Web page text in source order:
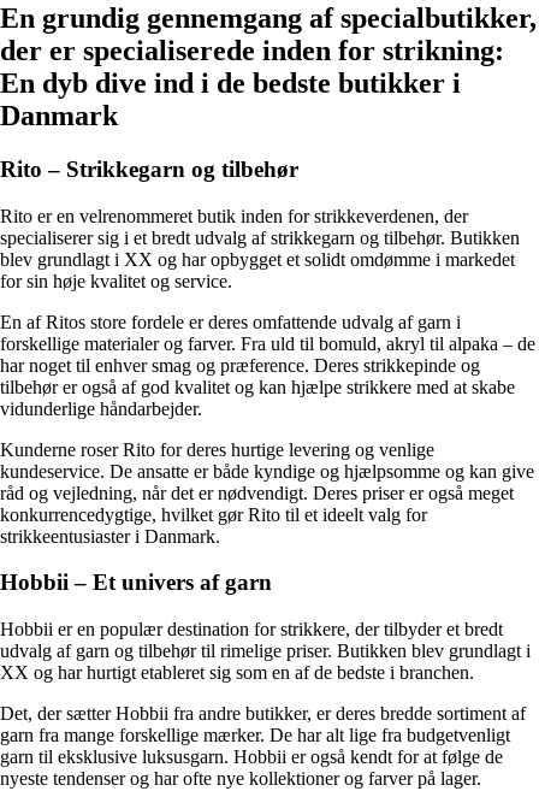
En grundig gennemgang af specialbutikker,
der er specialiserede inden for strikning:
En dyb dive ind i de bedste butikker i
Danmark
Rito – Strikkegarn og tilbehør
Rito er en velrenommeret butik inden for strikkeverdenen, der
specialiserer sig i et bredt udvalg af strikkegarn og tilbehør. Butikken
blev grundlagt i XX og har opbygget et solidt omdømme i markedet
for sin høje kvalitet og service.
En af Ritos store fordele er deres omfattende udvalg af garn i
forskellige materialer og farver. Fra uld til bomuld, akryl til alpaka – de
har noget til enhver smag og præference. Deres strikkepinde og
tilbehør er også af god kvalitet og kan hjælpe strikkere med at skabe
vidunderlige håndarbejder.
Kunderne roser Rito for deres hurtige levering og venlige
kundeservice. De ansatte er både kyndige og hjælpsomme og kan give
råd og vejledning, når det er nødvendigt. Deres priser er også meget
konkurrencedygtige, hvilket gør Rito til et ideelt valg for
strikkeentusiaster i Danmark.
Hobbii – Et univers af garn
Hobbii er en populær destination for strikkere, der tilbyder et bredt
udvalg af garn og tilbehør til rimelige priser. Butikken blev grundlagt i
XX og har hurtigt etableret sig som en af de bedste i branchen.
Det, der sætter Hobbii fra andre butikker, er deres bredde sortiment af
garn fra mange forskellige mærker. De har alt lige fra budgetvenligt
garn til eksklusive luksusgarn. Hobbii er også kendt for at følge de
nyeste tendenser og har ofte nye kollektioner og farver på lager.